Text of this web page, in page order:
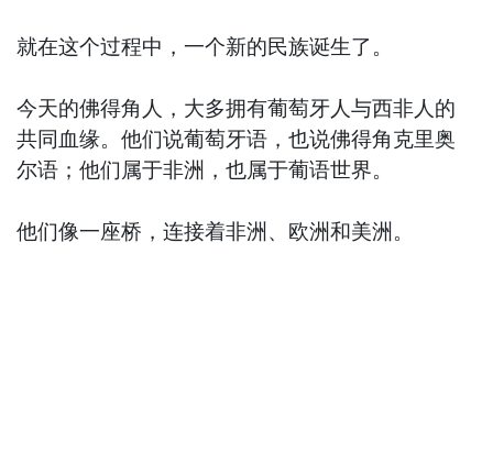
就在这个过程中，一个新的民族诞生了。
今天的佛得角人，大多拥有葡萄牙人与西非人的
共同血缘。他们说葡萄牙语，也说佛得角克里奥
尔语；他们属于非洲，也属于葡语世界。
他们像一座桥，连接着非洲、欧洲和美洲。